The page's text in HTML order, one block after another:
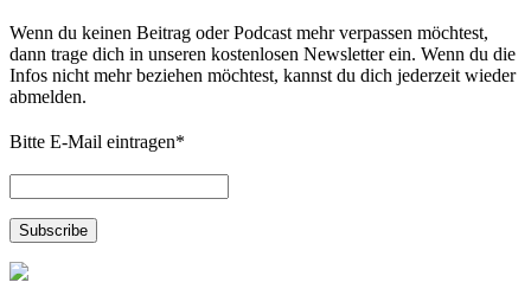
Wenn du keinen Beitrag oder Podcast mehr verpassen möchtest,
dann trage dich in unseren kostenlosen Newsletter ein. Wenn du die
Infos nicht mehr beziehen möchtest, kannst du dich jederzeit wieder
abmelden.
Bitte E-Mail eintragen*